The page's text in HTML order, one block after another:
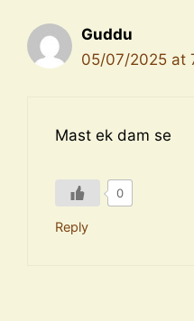
Guddu
05/07/2025 at
Mast ek dam se
0
Reply